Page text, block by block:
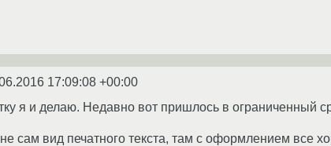
17:09:08 +00:00
я и делаю. Недавно вот пришлось в ограниченный
сам вид печатного текста, там с оформлением все